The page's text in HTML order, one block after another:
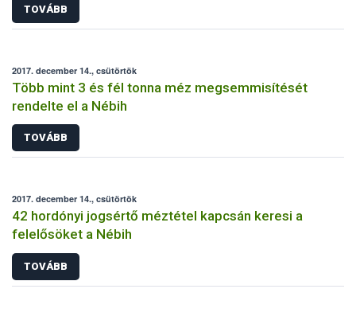
TOVÁBB
2017. december 14., csütörtök
Több mint 3 és fél tonna méz megsemmisítését
rendelte el a Nébih
TOVÁBB
2017. december 14., csütörtök
42 hordónyi jogsértő méztétel kapcsán keresi a
felelősöket a Nébih
TOVÁBB